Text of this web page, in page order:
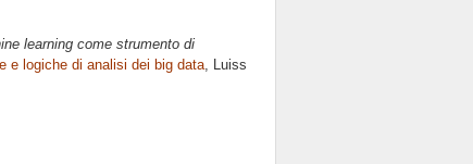
learning come strumento di
e logiche di analisi dei big data, Luiss